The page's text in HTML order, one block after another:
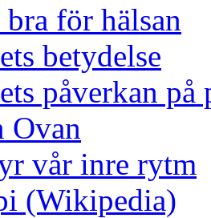
för hälsan
betydelse
påverkan på
Ovan
vår inre rytm
(Wikipedia)